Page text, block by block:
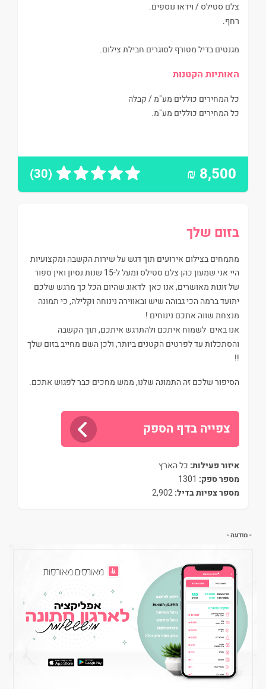
צלם סטילס / וידאו נוספים.
רחף.
מגנטים בדיל מטורף לסוגרים חבילת צילום.
האותיות הקטנות
כל המחירים כוללים מע"מ / קבלה
כל המחירים כוללים מע"מ.
8,500
₪
(30)
בזום שלך
מתמחים בצילום אירועים תוך דגש על שירות הקשבה ומקצועיות
היי אני שמעון כהן צלם סטילס ומעל ל-15 שנות נסיון ואין ספור
של זוגות מאושרים, אנו כאן לדאוג שהיום הכל כך מרגש שלכם
יתועד ברמה הכי גבוהה שיש ובאווירה נינוחה וקלילה, כי תמונה
מנצחת שווה אתכם נינוחים !
אנו באים לשמוח איתכם ולהתרגש איתכם, תוך הקשבה
והסתכלות עד לפרטים הקטנים ביותר, ולכן השם מחייב בזום שלך
!!
הסיפור שלכם זה התמונה שלנו, ממש מחכים כבר לפגוש אתכם.
צפייה בדף הספק
איזור פעילות: כל הארץ
מספר ספק: 1301
מספר צפיות בדיל:
- מודעה -